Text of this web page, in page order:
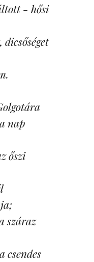
- hősi
dicsőséget
nap
őszi
száraz
csendes